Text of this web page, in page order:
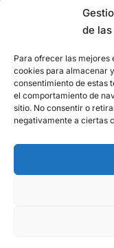
de
Para ofrecer las mejores
cookies para almacenar
consentimiento de estas
el comportamiento de
sitio. No consentir o
negativamente a ciertas
Página de
Puerto Banús,
HourForPlay ®